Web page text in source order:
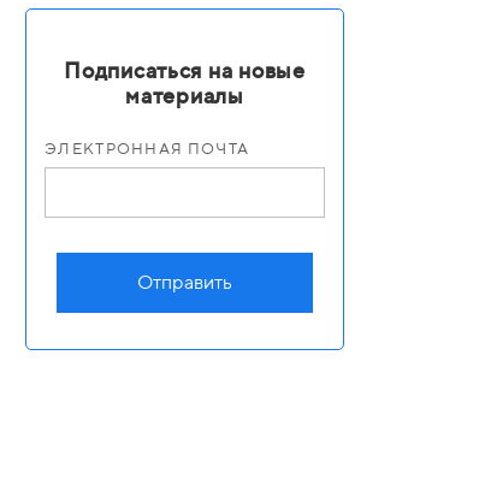
Подписаться на новые
материалы
ЭЛЕКТРОННАЯ ПОЧТА
Отправить